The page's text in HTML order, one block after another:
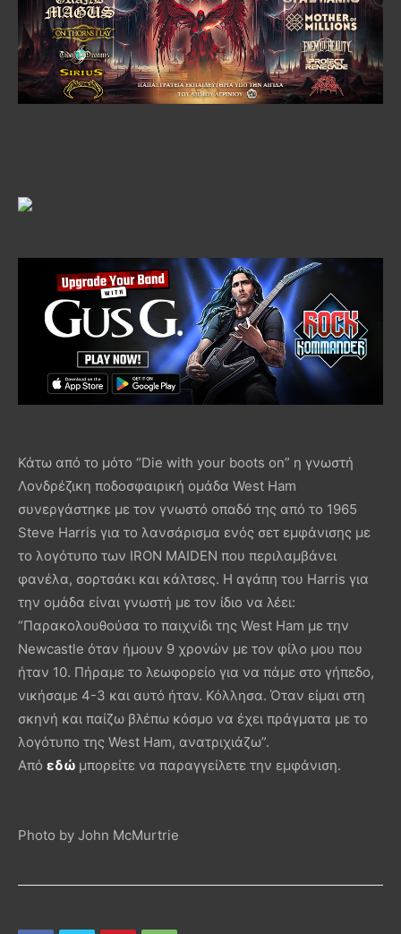
Κάτω από το μότο “Die with your boots on” η γνωστή
Λονδρέζικη ποδοσφαιρική ομάδα West Ham
συνεργάστηκε με τον γνωστό οπαδό της από το 1965
Steve Harris για το λανσάρισμα ενός σετ εμφάνισης με
το λογότυπο των IRON MAIDEN που περιλαμβάνει
φανέλα, σορτσάκι και κάλτσες. Η αγάπη του Harris για
την ομάδα είναι γνωστή με τον ίδιο να λέει:
“Παρακολουθούσα το παιχνίδι της West Ham με την
Newcastle όταν ήμουν 9 χρονών με τον φίλο μου που
ήταν 10. Πήραμε το λεωφορείο για να πάμε στο γήπεδο,
νικήσαμε 4-3 και αυτό ήταν. Κόλλησα. Όταν είμαι στη
σκηνή και παίζω βλέπω κόσμο να έχει πράγματα με το
λογότυπο της West Ham, ανατριχιάζω”.
Από εδώ μπορείτε να παραγγείλετε την εμφάνιση.
Photo by John McMurtrie